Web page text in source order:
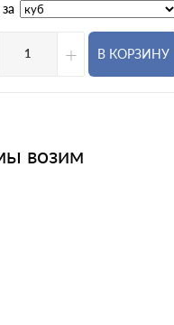
+ В КОРЗИНУ
возим